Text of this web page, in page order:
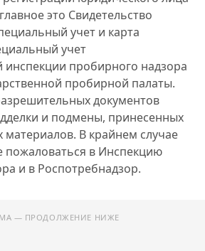
это Свидетельство
учет и карта
учет
инспекции пробирного надзора
пробирной палаты.
документов
и подмены, принесенных
В крайнем случае
пожаловаться в Инспекцию
и в Роспотребнадзор.
— ПРОДОЛЖЕНИЕ НИЖЕ